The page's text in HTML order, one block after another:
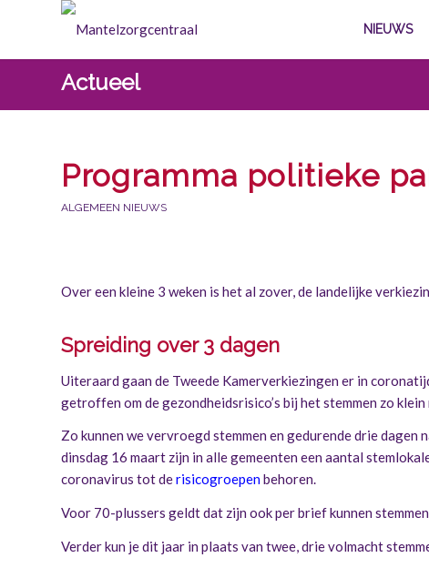
NIEUWS
Actueel
Programma politieke
ALGEMEEN NIEUWS
Over een kleine 3 weken is het al zover, de landelijke
Spreiding over 3 dagen
Uiteraard gaan de Tweede Kamerverkiezingen er in
getroffen om de gezondheidsrisico’s bij het stemmen zo klein
Zo kunnen we vervroegd stemmen en gedurende drie dagen
dinsdag 16 maart zijn in alle gemeenten een aantal
coronavirus tot derisicogroepenbehoren.
Voor 70-plussers geldt dat zijn ook per brief kunnen
Verder kun je dit jaar in plaats van twee, drie volmacht